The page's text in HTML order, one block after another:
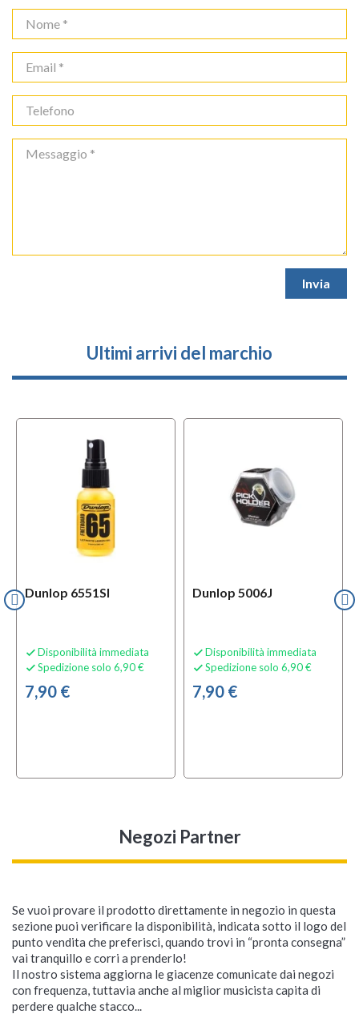
Ultimi arrivi del marchio
Dunlop 6551SI
 Disponibilità immediata
 Spedizione solo 6,90 €
7,90 €
Dunlop 5006J
 Disponibilità immediata
 Spedizione solo 6,90 €
7,90 €
Negozi Partner
Se vuoi provare il prodotto direttamente in negozio in questa
sezione puoi verificare la disponibilità, indicata sotto il logo del
punto vendita che preferisci, quando trovi in “pronta consegna”
vai tranquillo e corri a prenderlo!
Il nostro sistema aggiorna le giacenze comunicate dai negozi
con frequenza, tuttavia anche al miglior musicista capita di
perdere qualche stacco...